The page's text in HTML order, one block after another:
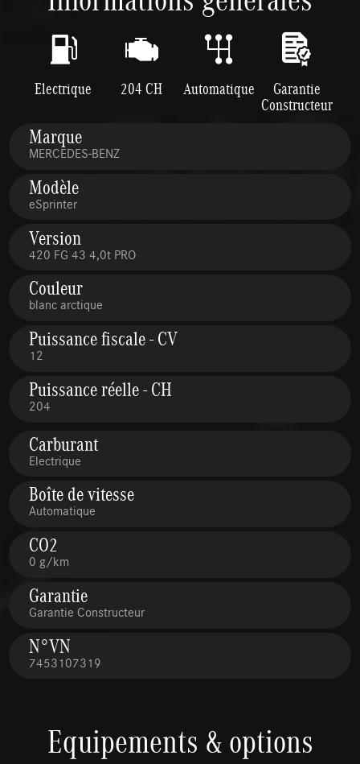
Electrique 204 CH Automatique Garantie
Constructeur
Marque
MERCEDES-BENZ
Modèle
eSprinter
Version
420 FG 43 4,0t PRO
Couleur
blanc arctique
Puissance fiscale - CV
12
Puissance réelle - CH
204
Carburant
Electrique
Boîte de vitesse
Automatique
CO2
0 g/km
Garantie
Garantie Constructeur
N°VN
7453107319
Equipements & options